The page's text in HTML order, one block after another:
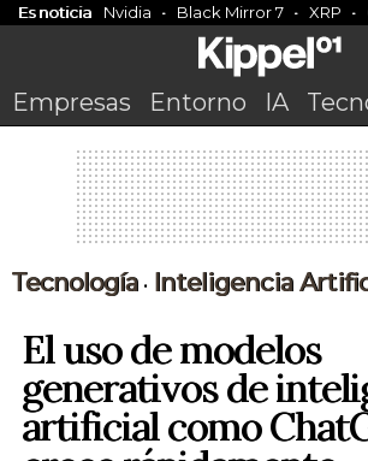
Es noticia Nvidia Black Mirror 7 XRP
Empresas Entorno IA
Tecnología• Inteligencia
El uso de modelos
generativos de
artificial como